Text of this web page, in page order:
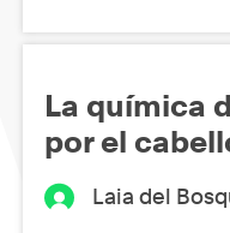
La química
por el
Laia del